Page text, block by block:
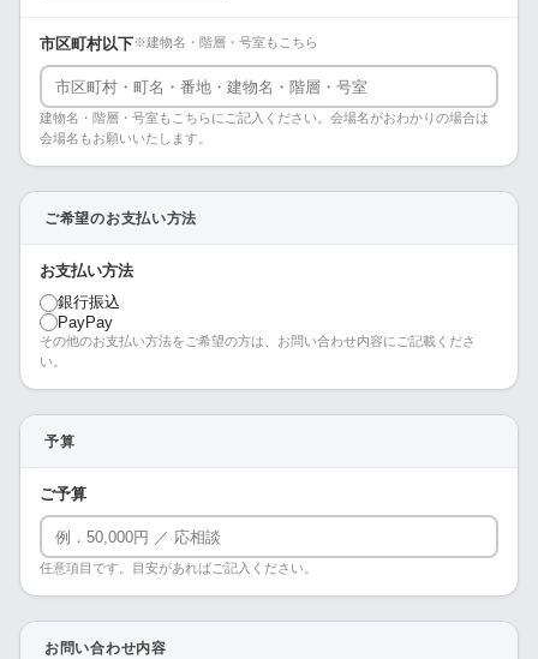
市区町村以下※建物名・階層・号室もこちら
建物名・階層・号室もこちらにご記入ください。会場名がおわかりの場合は
会場名もお願いいたします。
ご希望のお支払い方法
お支払い方法
銀行振込
PayPay
その他のお支払い方法をご希望の方は、お問い合わせ内容にご記載くださ
い。
予算
ご予算
任意項目です。目安があればご記入ください。
お問い合わせ内容